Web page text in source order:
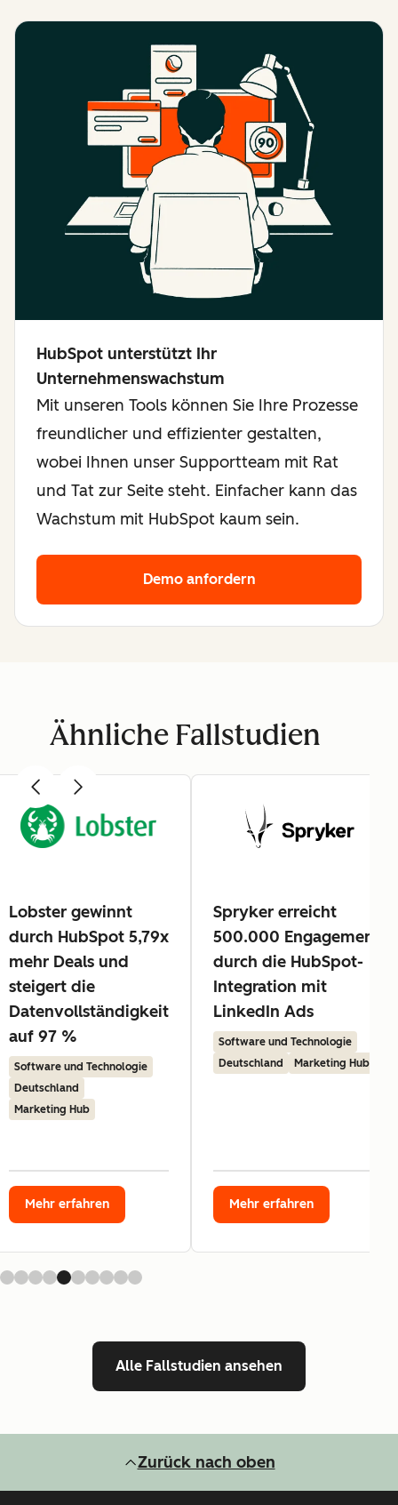
HubSpot unterstützt Ihr
Unternehmenswachstum
Mit unseren Tools können Sie Ihre Prozesse
freundlicher und effizienter gestalten,
wobei Ihnen unser Supportteam mit Rat
und Tat zur Seite steht. Einfacher kann das
Wachstum mit HubSpot kaum sein.
Demo anfordern
Ähnliche Fallstudien
Lobster gewinnt
durch HubSpot 5,79x
mehr Deals und
steigert die
Datenvollständigkeit
auf 97 %
Software und Technologie
Deutschland
Marketing Hub
Mehr erfahren
Spryker erreicht
500.000 Engagements
durch die HubSpot-
Integration mit
LinkedIn Ads
Software und Technologie
Deutschland
Marketing Hub
Mehr erfahren
Alle Fallstudien ansehen
Zurück nach oben